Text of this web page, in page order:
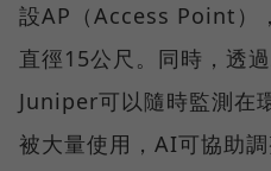
設AP（Access Point）
直徑15公尺。同時，透
Juniper可以隨時監測在
被大量使用，AI可協助調